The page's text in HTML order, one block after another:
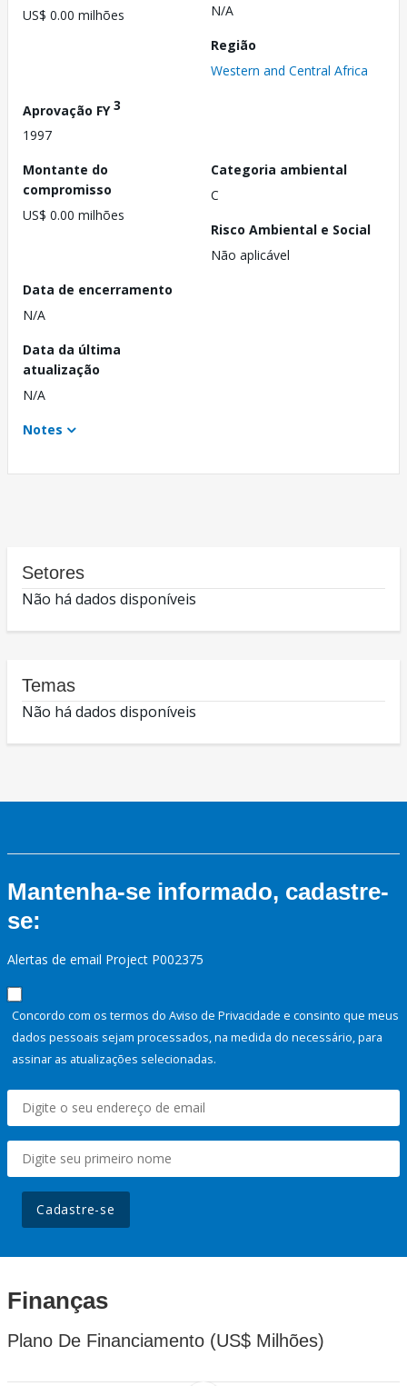
US$ 0.00 milhões
N/A
Região
Western and Central Africa
Aprovação FY3
1997
Montante do
compromisso
US$ 0.00 milhões
Categoria ambiental
C
Risco Ambiental e Social
Não aplicável
Data de encerramento
N/A
Data da última
atualização
N/A
Notes
Setores
Não há dados disponíveis
Temas
Não há dados disponíveis
Mantenha-se informado, cadastre-
se:
Alertas de email Project P002375
Concordo com os termos do Aviso de Privacidade e consinto que meus
dados pessoais sejam processados, na medida do necessário, para
assinar as atualizações selecionadas.
Cadastre-se
Finanças
Plano De Financiamento (US$ Milhões)